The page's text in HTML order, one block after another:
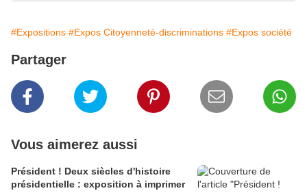
#Expositions #Expos Citoyenneté-discriminations #Expos société
Partager
Vous aimerez aussi
Président ! Deux siècles d'histoire
présidentielle : exposition à imprimer